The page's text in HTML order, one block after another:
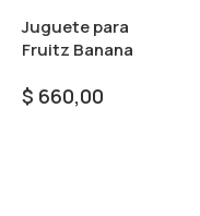
Juguete para perro
Fruitz Banana
$ 660,00